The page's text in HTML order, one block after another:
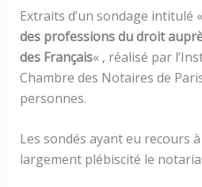
Extraits d’un sondage intitulé «
des professions du droit
des Français« , réalisé par
Chambre des Notaires de
personnes.
Les sondés ayant eu recours
largement plébiscité le